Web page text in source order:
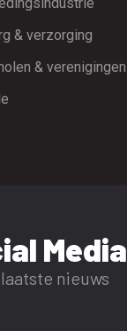
& verzorging
& verenigingen
Media
nieuws